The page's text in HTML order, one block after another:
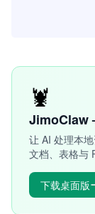
🦞
JimoClaw
让 AI 处理本
文档、表格与
下载桌面版